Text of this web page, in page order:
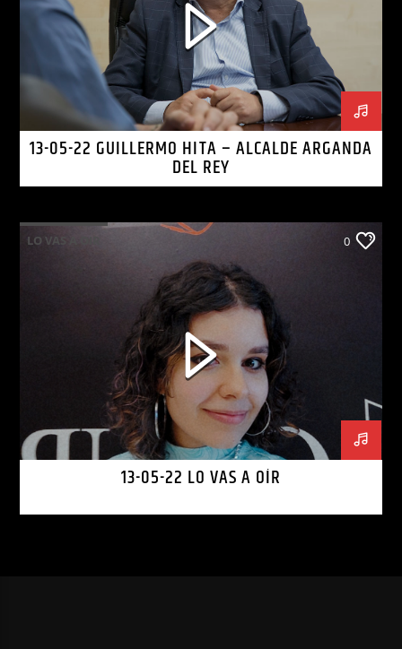
13-05-22 GUILLERMO HITA – ALCALDE ARGANDA
DEL REY
LO VAS A OIR 0
13-05-22 LO VAS A OÍR